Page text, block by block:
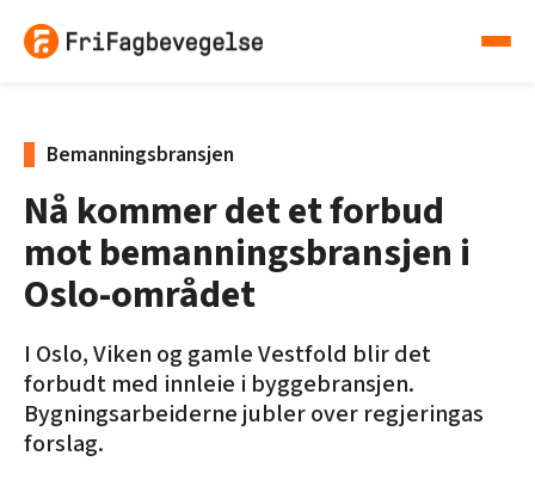
Bemanningsbransjen
Nå kommer det et forbud
mot bemanningsbransjen i
Oslo-området
I Oslo, Viken og gamle Vestfold blir det
forbudt med innleie i byggebransjen.
Bygningsarbeiderne jubler over regjeringas
forslag.